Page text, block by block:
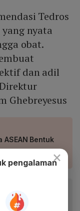
Tedros
nyata
obat.
dan adil
Ghebreyesus
Bentuk
dan nikmati
×
pengalaman